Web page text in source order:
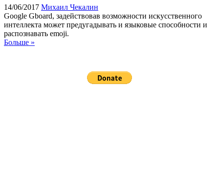
14/06/2017 Михаил Чекалин
Google Gboard, задействовав возможности искусственного
интеллекта может предугадывать и языковые способности и
распознавать emoji.
Больше »